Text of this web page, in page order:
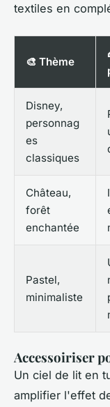
textiles en
🎨 Thème
Disney,
personnag
es
classiques
Château,
forêt
enchantée
Pastel,
minimaliste
Accessoiriser
Un ciel de lit en
amplifier l'effet